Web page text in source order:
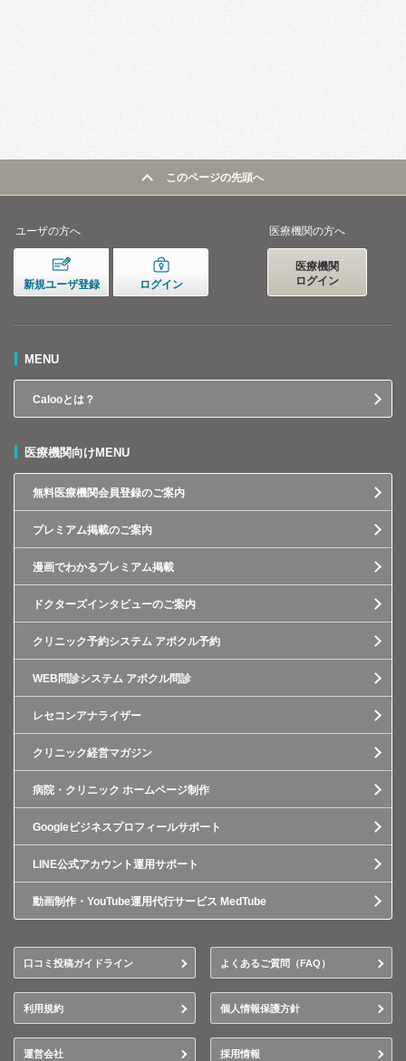
このページの先頭へ
ユーザの方へ
新規ユーザ登録 ログイン
医療機関の方へ
医療機関
ログイン
MENU
Calooとは？
医療機関向けMENU
無料医療機関会員登録のご案内
プレミアム掲載のご案内
漫画でわかるプレミアム掲載
ドクターズインタビューのご案内
クリニック予約システム アポクル予約
WEB問診システム アポクル問診
レセコンアナライザー
クリニック経営マガジン
病院・クリニック ホームページ制作
Googleビジネスプロフィールサポート
LINE公式アカウント運用サポート
動画制作・YouTube運用代行サービス MedTube
口コミ投稿ガイドライン よくあるご質問（FAQ）
利用規約 個人情報保護方針
運営会社 採用情報